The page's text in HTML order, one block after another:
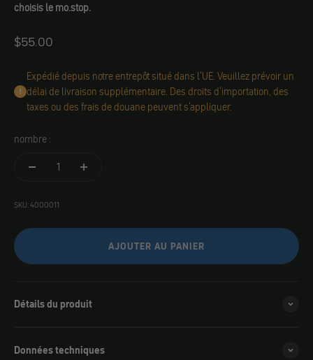
choisis le mo.stop.
Angebot
$55.00
Expédié depuis notre entrepôt situé dans l'UE. Veuillez prévoir un
délai de livraison supplémentaire. Des droits d'importation, des
taxes ou des frais de douane peuvent s'appliquer.
nombre :
SKU: 4000011
AJOUTER AU PANIER
Détails du produit
Données techniques